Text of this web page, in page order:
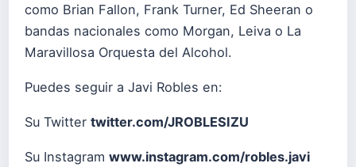
como Brian Fallon, Frank Turner, Ed Sheeran o
bandas nacionales como Morgan, Leiva o La
Maravillosa Orquesta del Alcohol.
Puedes seguir a Javi Robles en:
Su Twitter twitter.com/JROBLESIZU
Su Instagram www.instagram.com/robles.javi